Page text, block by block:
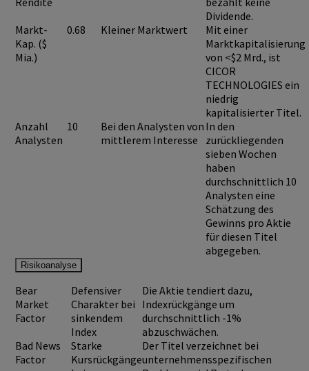
Dividende.
Markt-
Kap. ($
Mia.)
0.68 Kleiner Marktwert
Mit einer
Marktkapitalisierung
von <$2 Mrd., ist
CICOR
TECHNOLOGIES ein
niedrig
kapitalisierter Titel.
Anzahl
Analysten
10
Bei den Analysten von
mittlerem Interesse
In den
zurückliegenden
sieben Wochen
haben
durchschnittlich 10
Analysten eine
Schätzung des
Gewinns pro Aktie
für diesen Titel
abgegeben.
Risikoanalyse
Bear
Market
Factor
Defensiver
Charakter bei
sinkendem
Index
Die Aktie tendiert dazu,
Indexrückgänge um
durchschnittlich -1%
abzuschwächen.
Bad News
Factor
Starke
Kursrückgänge
Der Titel verzeichnet bei
unternehmensspezifischen